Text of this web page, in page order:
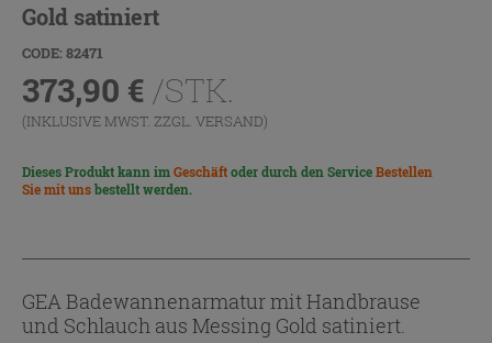
Gold satiniert
CODE: 82471
373,90 € /STK.
(INKLUSIVE MWST. ZZGL. VERSAND)
Dieses Produkt kann imGeschäftoder durch den ServiceBestellen
Sie mit unsbestellt werden.
GEA Badewannenarmatur mit Handbrause
und Schlauch aus Messing Gold satiniert.